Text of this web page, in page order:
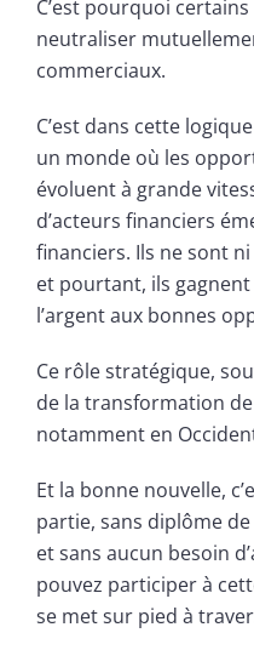
C’est pourquoi
neutraliser
commerciaux.
C’est dans cette
un monde où les
évoluent à grande
d’acteurs financiers
financiers. Ils ne sont
et pourtant, ils
l’argent aux bonnes
Ce rôle stratégique,
de la transformation
notamment en
Et la bonne nouvelle,
partie, sans diplôme
et sans aucun besoin
pouvez participer à
se met sur pied à